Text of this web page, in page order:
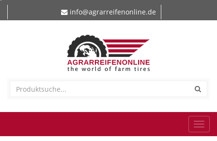
info@agrarreifenonline.de